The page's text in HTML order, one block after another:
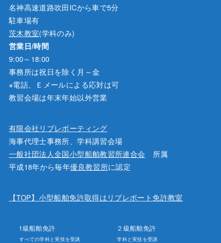
名神高速道路吹田ICから車で5分
駐車場有
茨木教室(学科のみ)
営業日/時間
9:00～18:00
事務所は祝日を除く月～金
※電話、Ｅメールによる応対は可
教習会場は年末年始以外営業
有限会社リブレボーティング
海事代理士事務所、学科講習会場
一般社団法人全国小型船舶教習所連合会 所属
平成18年から毎年優良教習所に認定
【TOP】小型船舶免許取得はリブレボート免許教室
1級船舶免許
すべての学科と実技を受講
２級船舶免許
学科と実技を受講